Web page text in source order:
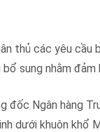
thủ các yêu
sung nhằm
đốc Ngân hàng
dưới khuôn